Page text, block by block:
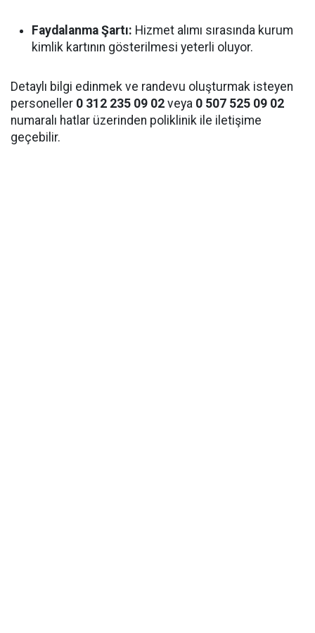
Faydalanma Şartı: Hizmet alımı sırasında kurum
kimlik kartının gösterilmesi yeterli oluyor.
Detaylı bilgi edinmek ve randevu oluşturmak isteyen
personeller 0 312 235 09 02 veya 0 507 525 09 02
numaralı hatlar üzerinden poliklinik ile iletişime
geçebilir.